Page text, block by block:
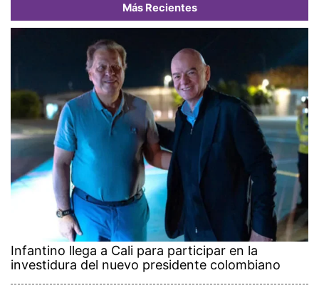
Más Recientes
Infantino llega a Cali para participar en la
investidura del nuevo presidente colombiano